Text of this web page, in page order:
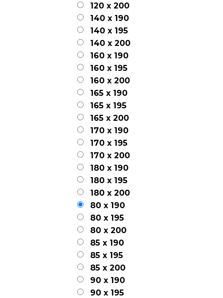
120 x 200
140 x 190
140 x 195
140 x 200
160 x 190
160 x 195
160 x 200
165 x 190
165 x 195
165 x 200
170 x 190
170 x 195
170 x 200
180 x 190
180 x 195
180 x 200
80 x 190
80 x 195
80 x 200
85 x 190
85 x 195
85 x 200
90 x 190
90 x 195